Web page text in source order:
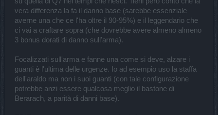
vera differenza la fa il danno base (sarebbe essenziale
averne una che ce l'ha oltre il 90-95%) e il leggendario che
ci vai a craftare sopra (che dovrebbe avere almeno almeno
3 bonus dorati di danno sull'arma).
Focalizzati sull'arma e fanne una come si deve, alzare i
guanti è l'ultima delle urgenze. Io ad esempio uso la staffa
dell'araldo ma non i suoi guanti (con tale configurazione
potrebbe anzi essere qualcosa meglio il bastone di
Berarach, a parità di danni base).